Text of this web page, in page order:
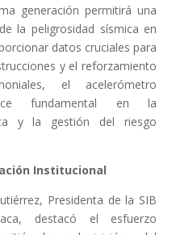
generación permitirá una
la peligrosidad sísmica en
datos cruciales para
y el reforzamiento
el acelerómetro
fundamental en la
y la gestión del riesgo
Institucional
Presidenta de la SIB
destacó el esfuerzo